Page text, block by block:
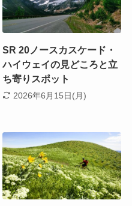
SR 20ノースカスケード・
ハイウェイの見どころと立
ち寄りスポット
2026年6月15日(月)